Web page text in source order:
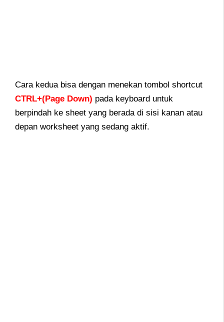
Cara kedua bisa dengan menekan tombol shortcut
CTRL+(Page Down) pada keyboard untuk
berpindah ke sheet yang berada di sisi kanan atau
depan worksheet yang sedang aktif.